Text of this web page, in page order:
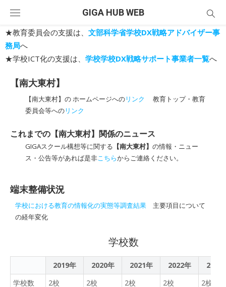
content
GIGA HUB WEB
★教育委員会の支援は、 文部科学省学校DX戦略アドバイザー事
務局へ
★学校ICT化の支援は、 学校学校DX戦略サポート事業者一覧へ
【南大東村】
【南大東村】の ホームページへのリンク
教育トップ・教育
委員会等へのリンク
これまでの【南大東村】関係のニュース
GIGAスクール構想等に関する 【南大東村】 の情報・ニュー
ス・公告等があれば是非こちらからご連絡ください。
端末整備状況
学校における教育の情報化の実態等調査結果 主要項目について
の経年変化
学校数
2019年 2020年 2021年 2022年
2023
学校数
2校 2校 2校 2校 2校